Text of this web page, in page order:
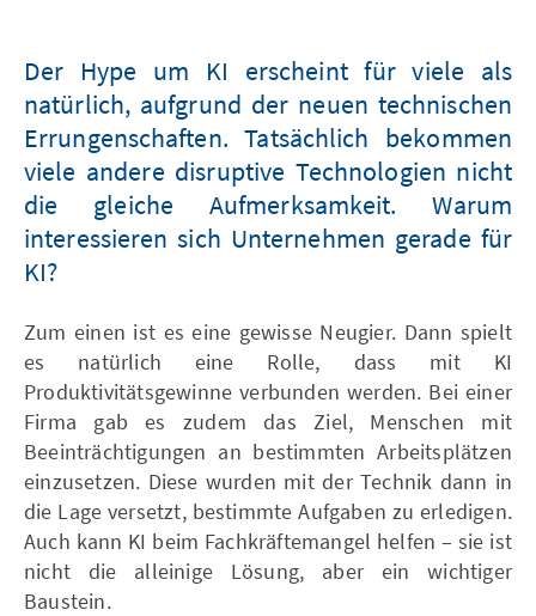
Der Hype um KI erscheint für viele als
natürlich, aufgrund der neuen technischen
Errungenschaften. Tatsächlich bekommen
viele andere disruptive Technologien nicht
die gleiche Aufmerksamkeit. Warum
interessieren sich Unternehmen gerade für
KI?
Zum einen ist es eine gewisse Neugier. Dann spielt
es natürlich eine Rolle, dass mit KI
Produktivitätsgewinne verbunden werden. Bei einer
Firma gab es zudem das Ziel, Menschen mit
Beeinträchtigungen an bestimmten Arbeitsplätzen
einzusetzen. Diese wurden mit der Technik dann in
die Lage versetzt, bestimmte Aufgaben zu erledigen.
Auch kann KI beim Fachkräftemangel helfen – sie ist
nicht die alleinige Lösung, aber ein wichtiger
Baustein.